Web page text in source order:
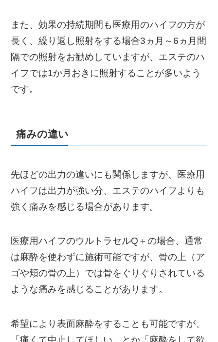
また、効果の持続期間も医療用のハイフの方が
長く、繰り返し照射をする場合3ヵ月～6ヵ月間
隔での照射をお勧めしていますが、エステのハ
イフでは1か月おきに照射することが多いよう
です。
痛みの違い
先ほどの出力の違いにも関係しますが、医療用
ハイフは出力が強い分、エステのハイフよりも
強く痛みを感じる場合があります。
医療用ハイフのウルトラセルQ＋の場合、通常
は麻酔を使わずに施術可能ですが、骨の上（ア
ゴや頬の骨の上）では骨をぐりぐりされている
ような痛みを感じることがあります。
希望により表面麻酔をすることも可能ですが、
「痛くて中止してほしい」とか「麻酔をして欲